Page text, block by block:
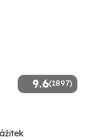
9.6(1897)